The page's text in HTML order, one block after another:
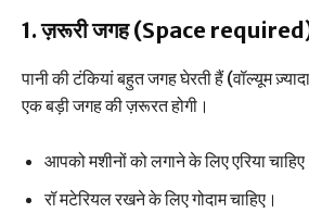
1. ज़रूरी जगह (Space
पानी की टंकियां बहुत जगह घेरती हैं (वॉल्यूम
एक बड़ी जगह की ज़रूरत होगी।
आपको मशीनों को लगाने के लिए एरिया
रॉ मटेरियल रखने के लिए गोदाम चाहिए।